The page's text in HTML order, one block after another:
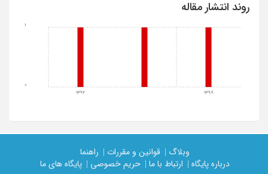
روند انتشار مقاله
1392 1398
0
1
وبلاگ | قوانین و مقررات |
راهنما
درباره پایگاه |
ارتباط با ما | حریم خصوصی | پایگاه های ما